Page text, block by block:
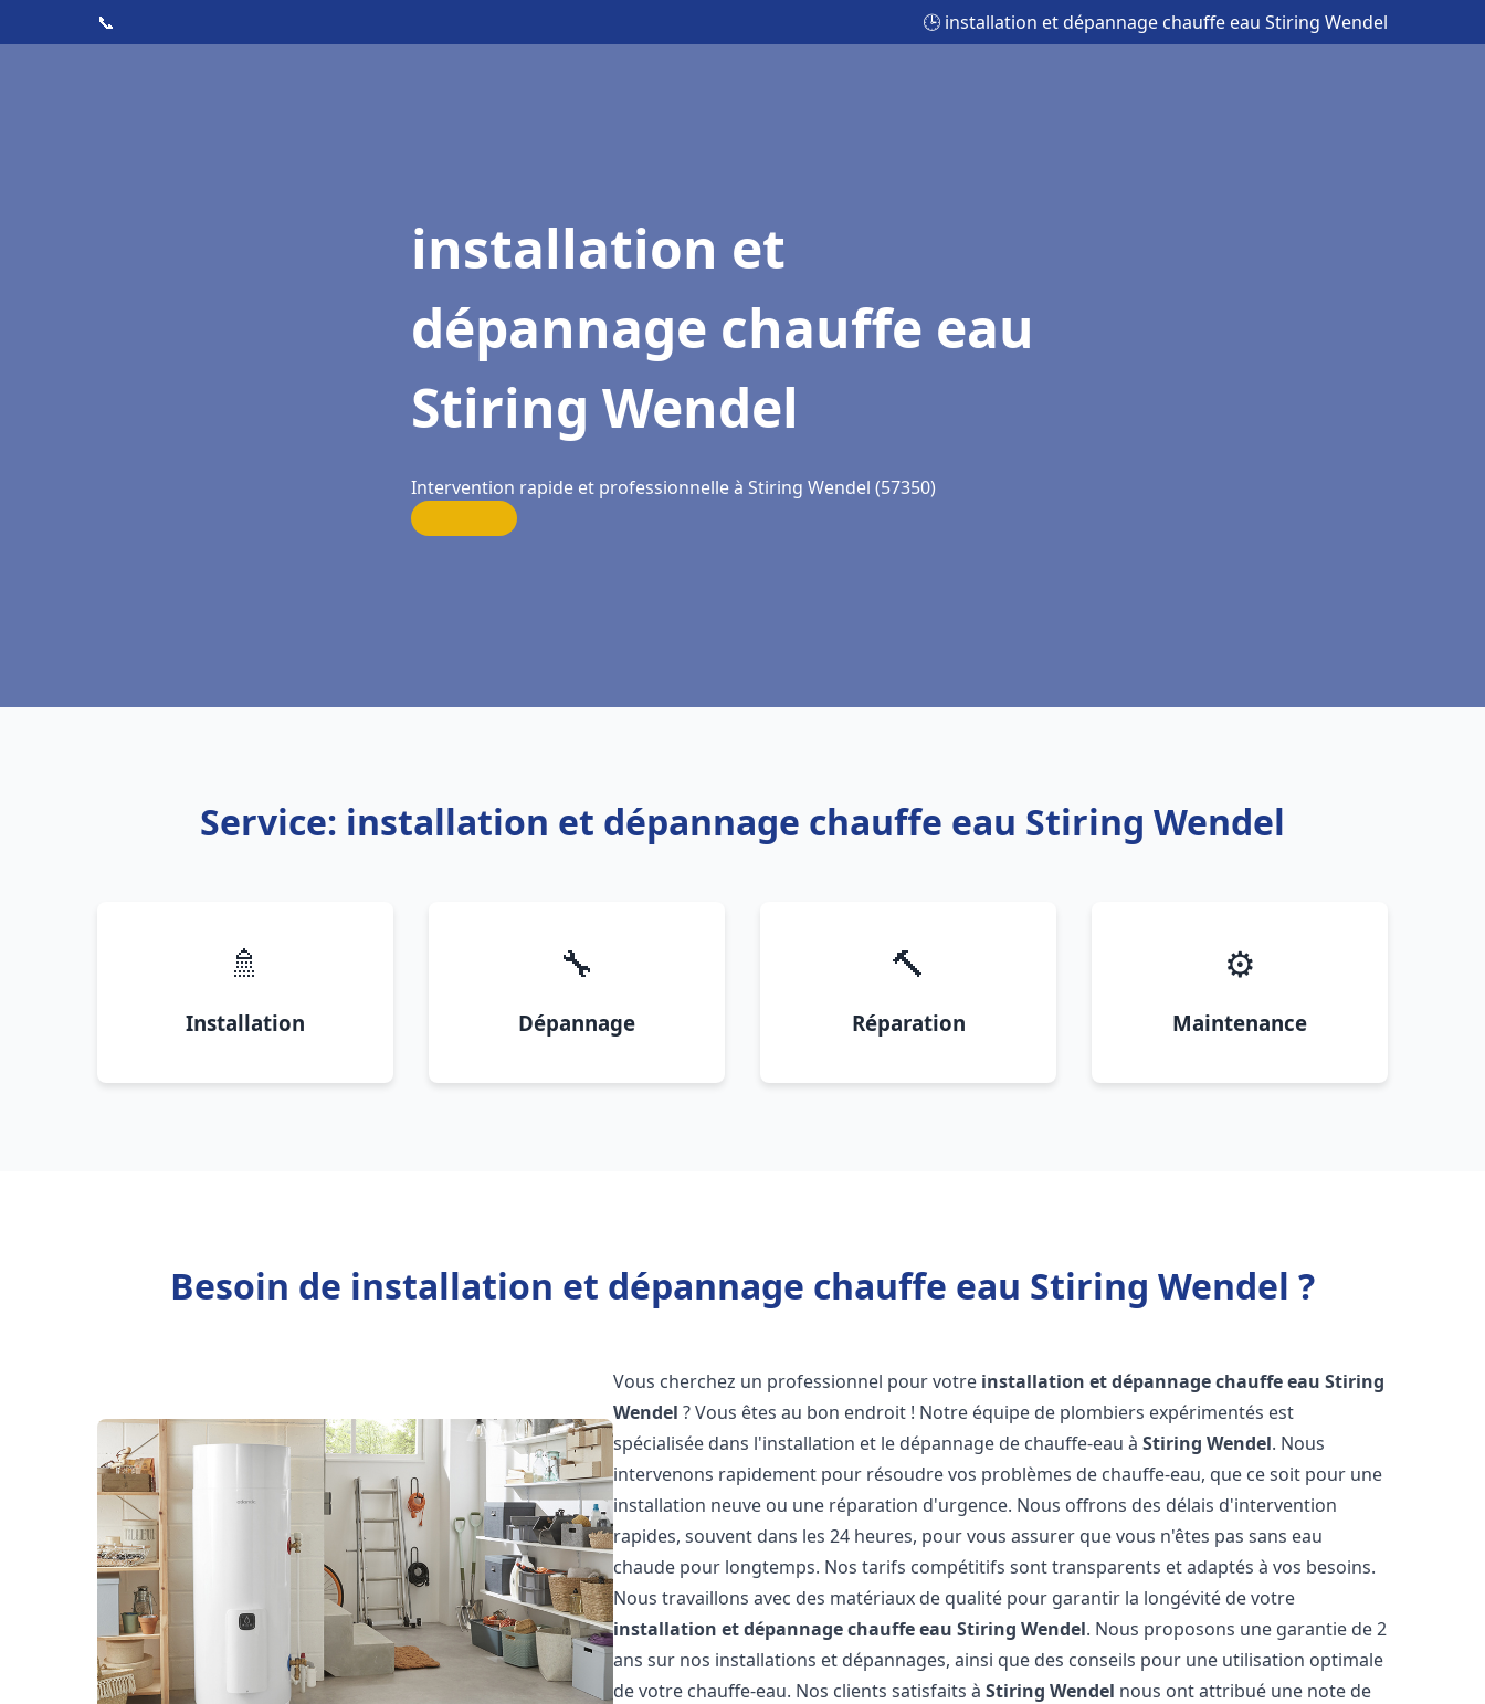
📞 🕒 installation et dépannage chauffe eau Stiring Wendel
installation et
dépannage chauffe eau
Stiring Wendel
Intervention rapide et professionnelle à Stiring Wendel (57350)
Service: installation et dépannage chauffe eau Stiring Wendel
🚿
Installation
🔧
Dépannage
🔨
Réparation
⚙️
Maintenance
Besoin de installation et dépannage chauffe eau Stiring Wendel ?
Vous cherchez un professionnel pour votre installation et dépannage chauffe eau Stiring
Wendel ? Vous êtes au bon endroit ! Notre équipe de plombiers expérimentés est
spécialisée dans l'installation et le dépannage de chauffe-eau àStiring Wendel. Nous
intervenons rapidement pour résoudre vos problèmes de chauffe-eau, que ce soit pour une
installation neuve ou une réparation d'urgence. Nous offrons des délais d'intervention
rapides, souvent dans les 24 heures, pour vous assurer que vous n'êtes pas sans eau
chaude pour longtemps. Nos tarifs compétitifs sont transparents et adaptés à vos besoins.
Nous travaillons avec des matériaux de qualité pour garantir la longévité de votre
installation et dépannage chauffe eau Stiring Wendel. Nous proposons une garantie de 2
ans sur nos installations et dépannages, ainsi que des conseils pour une utilisation optimale
de votre chauffe-eau. Nos clients satisfaits àStiring Wendel nous ont attribué une note de